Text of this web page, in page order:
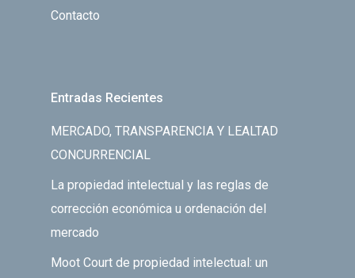
Contacto
Entradas Recientes
MERCADO, TRANSPARENCIA Y LEALTAD
CONCURRENCIAL
La propiedad intelectual y las reglas de
corrección económica u ordenación del
mercado
Moot Court de propiedad intelectual: un